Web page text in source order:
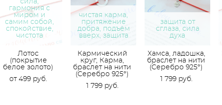
сила,
гармония с
миром и
самим собой,
спокойствие,
чистота
Лотос
(покрытие
белое золото)
от 499 pуб.
чистая карма,
притяжение
добра, подъём
вверх, защита
Кармический
круг, Карма,
браслет на нити
(Серебро 925°)
1 799 pуб.
защита от
сглаза, сила
духа
Хамса, ладошка,
браслет на нити
(Серебро 925°)
1 799 pуб.